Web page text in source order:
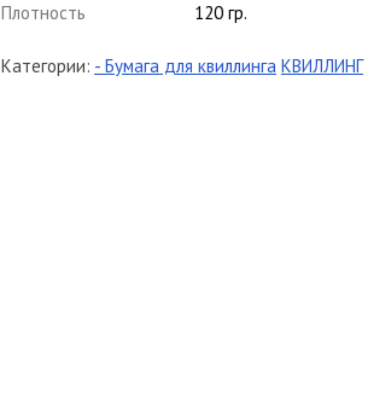
Плотность
120 гр.
Категории: - Бумага для квиллинга КВИЛЛИНГ